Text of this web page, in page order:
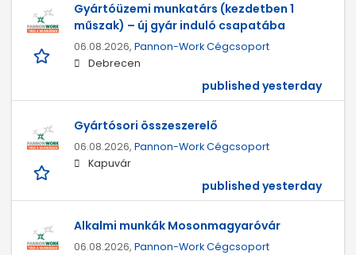
Gyártóüzemi munkatárs (kezdetben 1
műszak) – új gyár induló csapatába
06.08.2026, Pannon-Work Cégcsoport
Debrecen
published yesterday
Gyártósori összeszerelő
06.08.2026, Pannon-Work Cégcsoport
Kapuvár
published yesterday
Alkalmi munkák Mosonmagyaróvár
06.08.2026, Pannon-Work Cégcsoport